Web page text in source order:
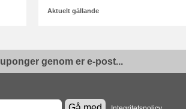
Aktuelt gällande
genom er e-post...